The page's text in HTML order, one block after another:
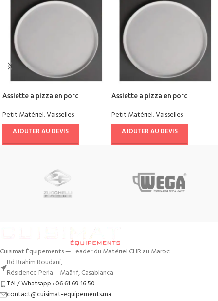
Assiette a pizza en porc
Petit Matériel,Vaisselles
AJOUTER AU DEVIS
Assiette a pizza en porc
Petit Matériel,Vaisselles
AJOUTER AU DEVIS
Cuisimat Équipements — Leader du Matériel CHR au Maroc
Bd Brahim Roudani,
Résidence Perla – Maârif, Casablanca
Tél / Whatsapp : 06 61 69 16 50
contact@cuisimat-equipements.ma